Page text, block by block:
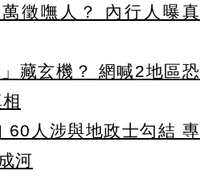
徵嘸人？ 內行人曝真
藏玄機？ 網喊2地區恐
60人涉與地政士勾結 專
河